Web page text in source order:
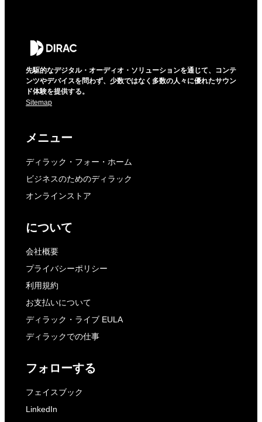
先駆的なデジタル・オーディオ・ソリューションを通じて、コンテ
ンツやデバイスを問わず、少数ではなく多数の人々に優れたサウン
ド体験を提供する。
Sitemap
メニュー
ディラック・フォー・ホーム
ビジネスのためのディラック
オンラインストア
について
会社概要
プライバシーポリシー
利用規約
お支払いについて
ディラック・ライブ EULA
ディラックでの仕事
フォローする
フェイスブック
LinkedIn